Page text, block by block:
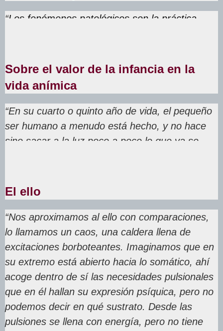
“Los fenómenos patológicos son la práctica
Sobre el valor de la infancia en la
vida anímica
“En su cuarto o quinto año de vida, el pequeño
ser humano a menudo está hecho, y no hace
sino sacar a la luz poco a poco lo que ya se
El ello
“Nos aproximamos al ello con comparaciones,
lo llamamos un caos, una caldera llena de
excitaciones borboteantes. Imaginamos que en
su extremo está abierto hacia lo somático, ahí
acoge dentro de sí las necesidades pulsionales
que en él hallan su expresión psíquica, pero no
podemos decir en qué sustrato. Desde las
pulsiones se llena con energía, pero no tiene